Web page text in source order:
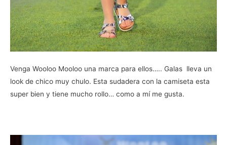
Venga Wooloo Mooloo una marca para ellos….. Galas lleva un
look de chico muy chulo. Esta sudadera con la camiseta esta
super bien y tiene mucho rollo… como a mí me gusta.